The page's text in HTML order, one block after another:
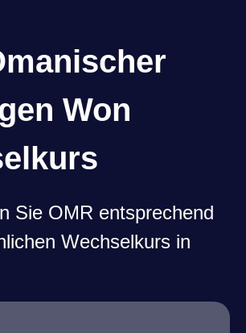
Won
Sie OMR entsprechend
Wechselkurs in